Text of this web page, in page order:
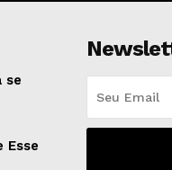
se
Esse